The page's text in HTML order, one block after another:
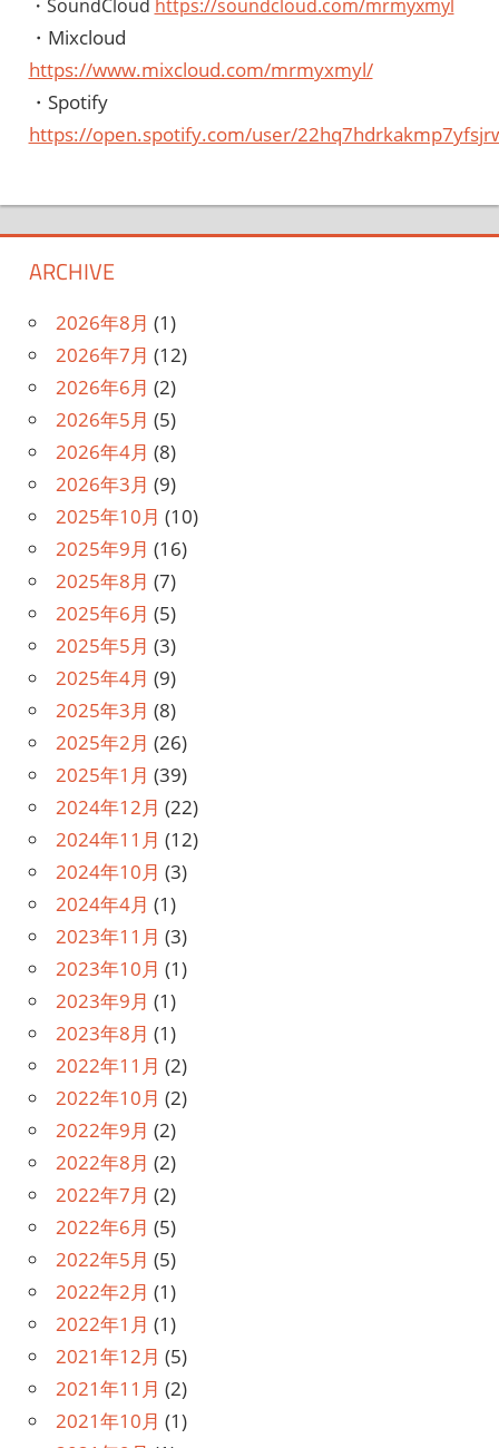
・SoundCloud https://soundcloud.com/mrmyxmyl
・Mixcloud
https://www.mixcloud.com/mrmyxmyl/
・Spotify
https://open.spotify.com/user/
ARCHIVE
2026年8月 (1)
2026年7月 (12)
2026年6月 (2)
2026年5月 (5)
2026年4月 (8)
2026年3月 (9)
2025年10月 (10)
2025年9月 (16)
2025年8月 (7)
2025年6月 (5)
2025年5月 (3)
2025年4月 (9)
2025年3月 (8)
2025年2月 (26)
2025年1月 (39)
2024年12月 (22)
2024年11月 (12)
2024年10月 (3)
2024年4月 (1)
2023年11月 (3)
2023年10月 (1)
2023年9月 (1)
2023年8月 (1)
2022年11月 (2)
2022年10月 (2)
2022年9月 (2)
2022年8月 (2)
2022年7月 (2)
2022年6月 (5)
2022年5月 (5)
2022年2月 (1)
2022年1月 (1)
2021年12月 (5)
2021年11月 (2)
2021年10月 (1)